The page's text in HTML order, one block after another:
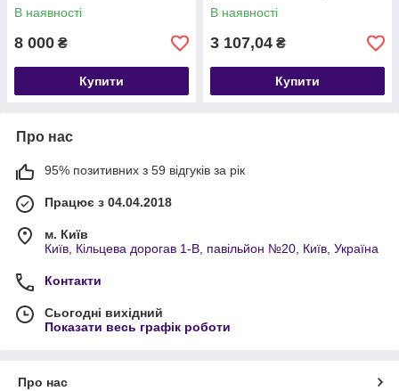
В наявності
8 000 ₴
Купити
В наявності
3 107,04 ₴
Купити
Про нас
95% позитивних з 59 відгуків за рік
Працює з 04.04.2018
м. Київ
Київ, Кільцева дорогав 1-В, павільйон №20, Київ, Україна
Контакти
Сьогодні вихідний
Показати весь графік роботи
Про нас